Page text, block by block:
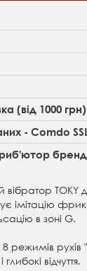
(від 1000 грн)
- Comdo SSL
TOKY
імітацію
в зоні G.
режимів рухів
відчуття.